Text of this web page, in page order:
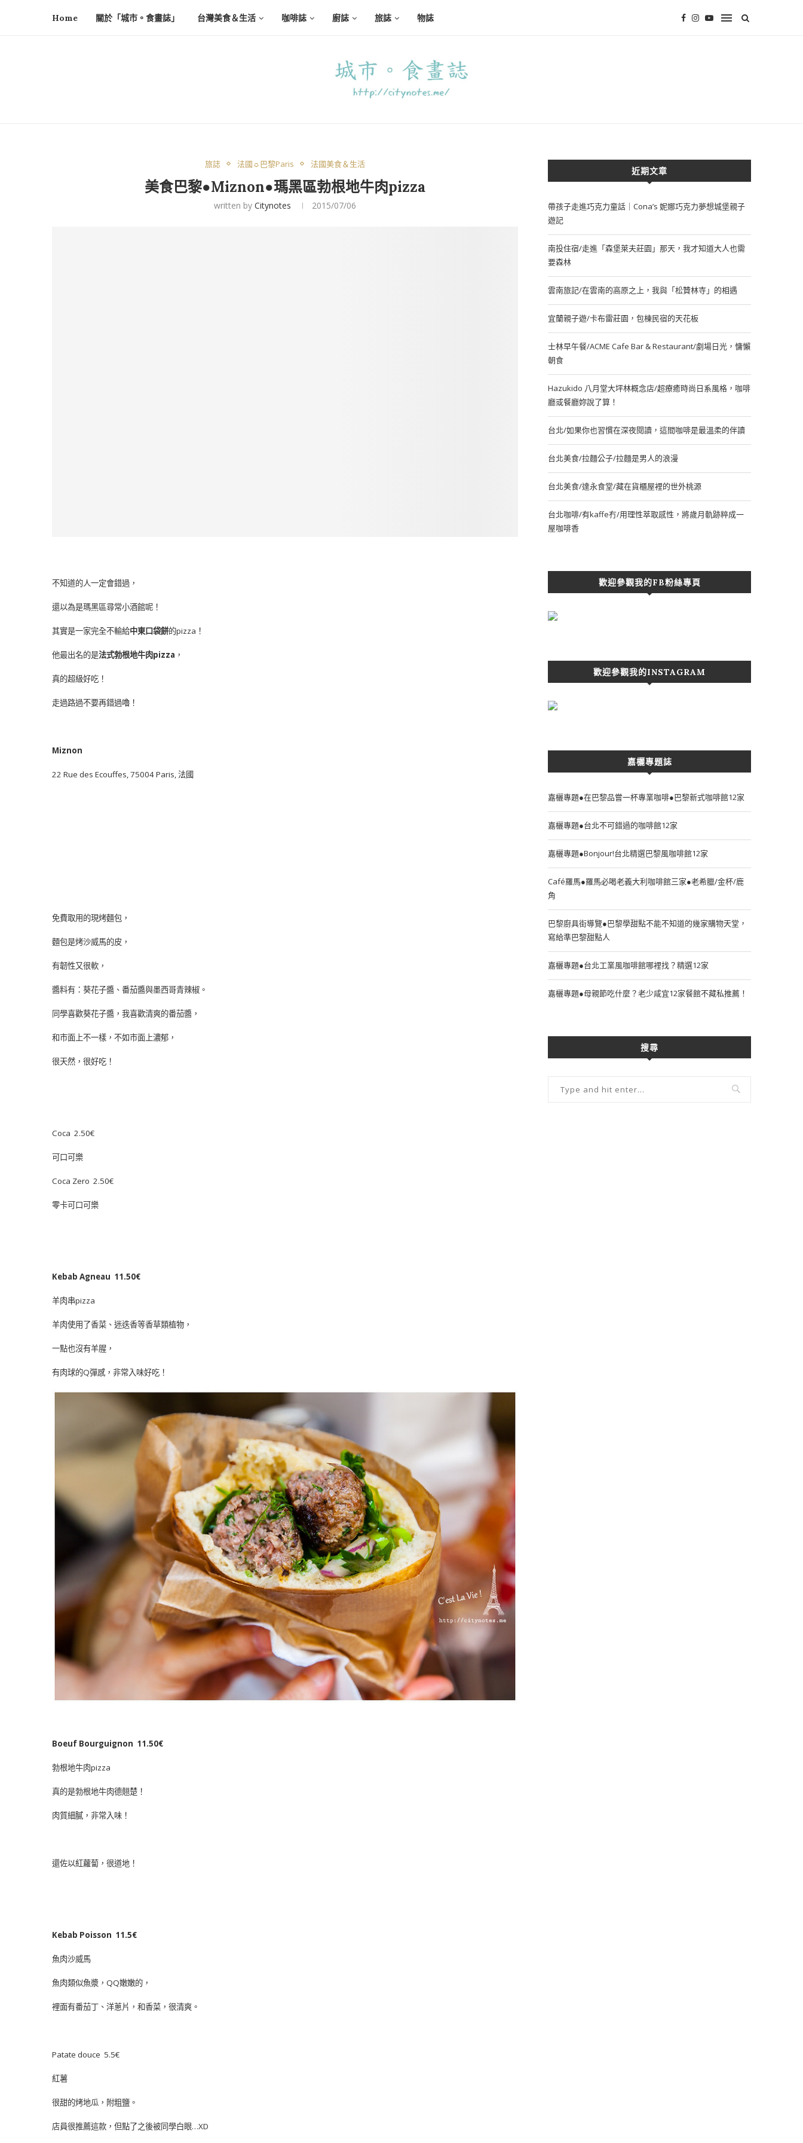
Home 關於「城市。食畫誌」 台灣美食＆生活 咖啡誌 廚誌 旅誌 物誌
旅誌 法國☼巴黎Paris 法國美食＆生活
美食巴黎●Miznon●瑪黑區勃根地牛肉pizza
written by Citynotes 2015/07/06
不知道的人一定會錯過，
還以為是瑪黑區尋常小酒館呢！
其實是一家完全不輸給中東口袋餅的pizza！
他最出名的是法式勃根地牛肉pizza ，
真的超級好吃！
走過路過不要再錯過嚕！
Miznon
22 Rue des Ecouffes, 75004 Paris, 法國
免費取用的現烤麵包，
麵包是烤沙威馬的皮，
有韌性又很軟，
醬料有：葵花子醬、番茄醬與墨西哥青辣椒。
同學喜歡葵花子醬，我喜歡清爽的番茄醬，
和市面上不一樣，不如市面上濃郁，
很天然，很好吃！
Coca 2.50€
可口可樂
Coca Zero 2.50€
零卡可口可樂
Kebab Agneau 11.50€
羊肉串pizza
羊肉使用了香菜、迷迭香等香草類植物，
一點也沒有羊腥，
有肉球的Q彈感，非常入味好吃！
Boeuf Bourguignon 11.50€
勃根地牛肉pizza
真的是勃根地牛肉德翹楚！
肉質細膩，非常入味！
還佐以紅蘿蔔，很道地！
Kebab Poisson 11.5€
魚肉沙威馬
魚肉類似魚漿，QQ嫩嫩的，
裡面有番茄丁、洋蔥片，和香菜，很清爽。
Patate douce 5.5€
紅薯
很甜的烤地瓜，附粗鹽。
店員很推薦這款，但點了之後被同學白眼…XD
近期文章
帶孩子走進巧克力童話｜Cona’s 妮娜巧克力夢想城堡親子
遊記
南投住宿/走進「森堡萊夫莊園」那天，我才知道大人也需
要森林
雲南旅記/在雲南的高原之上，我與「松贊林寺」的相遇
宜蘭親子遊/卡布雷莊園，包棟民宿的天花板
士林早午餐/ACME Cafe Bar & Restaurant/劇場日光，慵懶
朝食
Hazukido 八月堂大坪林概念店/超療癒時尚日系風格，咖啡
廳或餐廳妳說了算！
台北/如果你也習慣在深夜閱讀，這間咖啡是最溫柔的伴讀
台北美食/拉麵公子/拉麵是男人的浪漫
台北美食/達永食堂/藏在貨櫃屋裡的世外桃源
台北咖啡/有kaffe冇/用理性萃取感性，將歲月軌跡粹成一
屋咖啡香
歡迎參觀我的FB粉絲專頁
歡迎參觀我的INSTAGRAM
嘉欐專題誌
嘉欐專題●在巴黎品嘗一杯專業咖啡●巴黎新式咖啡館12家
嘉欐專題●台北不可錯過的咖啡館12家
嘉欐專題●Bonjour!台北精選巴黎風咖啡館12家
Café羅馬●羅馬必喝老義大利咖啡館三家●老希臘/金杯/鹿
角
巴黎廚具街導覽●巴黎學甜點不能不知道的幾家購物天堂，
寫給準巴黎甜點人
嘉欐專題●台北工業風咖啡館哪裡找？精選12家
嘉欐專題●母親節吃什麼？老少咸宜12家餐館不藏私推薦！
搜尋